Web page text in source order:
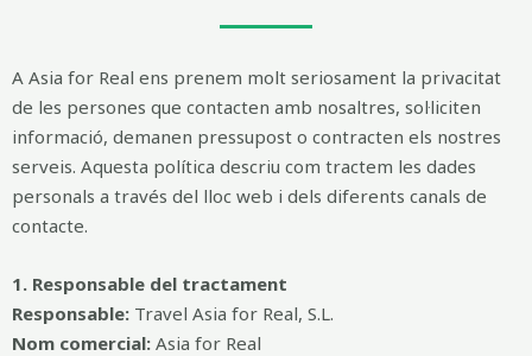
A Asia for Real ens prenem molt seriosament la privacitat
de les persones que contacten amb nosaltres, sol·liciten
informació, demanen pressupost o contracten els nostres
serveis. Aquesta política descriu com tractem les dades
personals a través del lloc web i dels diferents canals de
contacte.
1. Responsable del tractament
Responsable: Travel Asia for Real, S.L.
Nom comercial: Asia for Real